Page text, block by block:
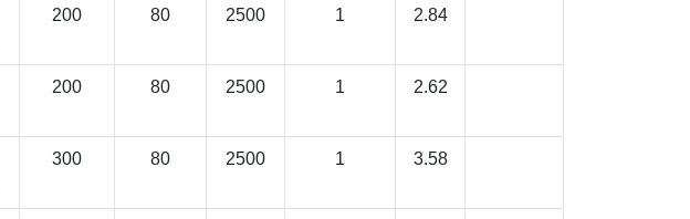
200 80 2500 1 2.84
200 80 2500 1 2.62
300 80 2500 1 3.58